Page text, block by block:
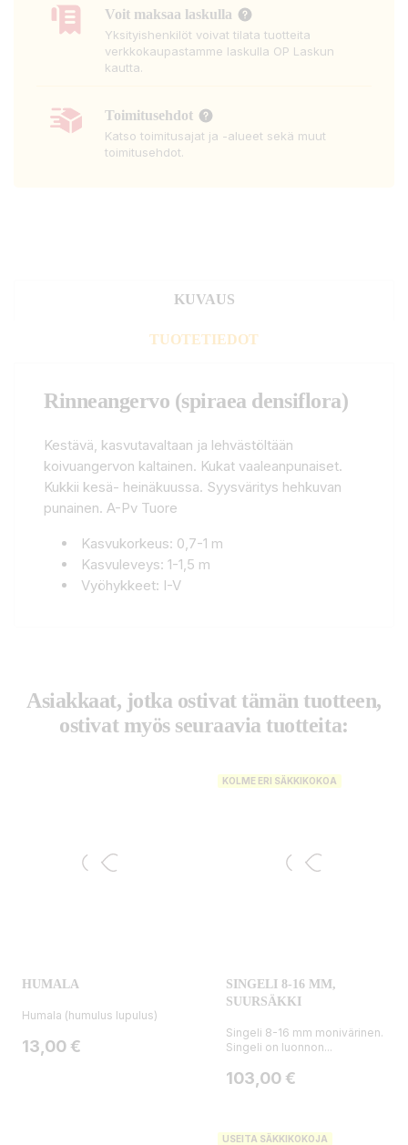
Voit maksaa laskulla
Yksityishenkilöt voivat tilata tuotteita
verkkokaupastamme laskulla OP Laskun
kautta.
Toimitusehdot
Katso toimitusajat ja -alueet sekä muut
toimitusehdot.
KUVAUS
TUOTETIEDOT
Rinneangervo (spiraea densiflora)
Kestävä, kasvutavaltaan ja lehvästöltään
koivuangervon kaltainen. Kukat vaaleanpunaiset.
Kukkii kesä- heinäkuussa. Syysväritys hehkuvan
punainen. A-Pv Tuore
Kasvukorkeus: 0,7-1 m
Kasvuleveys: 1-1,5 m
Vyöhykkeet: I-V
Asiakkaat, jotka ostivat tämän tuotteen,
ostivat myös seuraavia tuotteita:
HUMALA
Humala (humulus lupulus)
Hinta
13,00 €
KOLME ERI SÄKKIKOKOA
SINGELI 8-16 MM,
SUURSÄKKI
Singeli 8-16 mm monivärinen.
Singeli on luonnon...
Hinta
103,00 €
USEITA SÄKKIKOKOJA